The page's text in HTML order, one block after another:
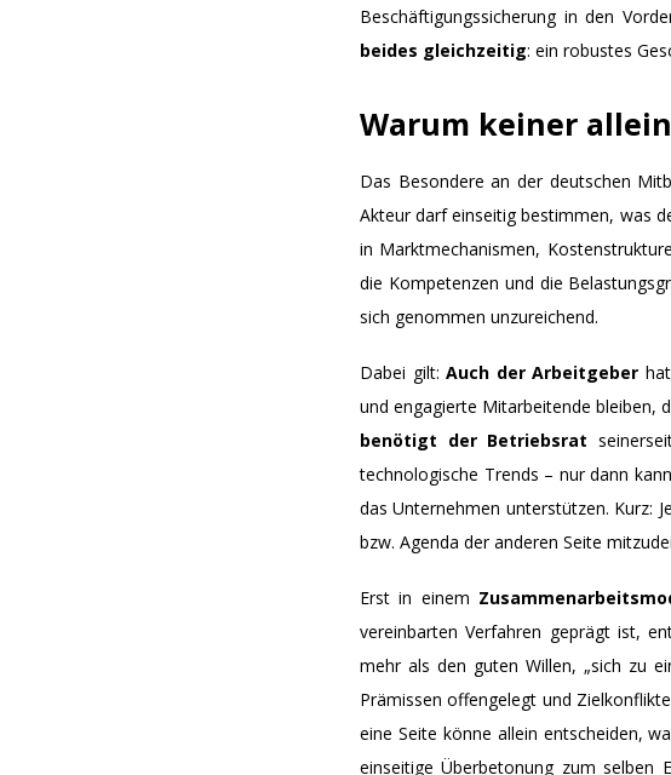
Beschäftigungssicherung in den
beides gleichzeitig: ein robustes
Warum keiner
Das Besondere an der deutschen
Akteur darf einseitig bestimmen, was
in Marktmechanismen,
die Kompetenzen und die
sich genommen unzureichend.
Dabei gilt: Auch der Arbeitgeber
und engagierte Mitarbeitende bleiben,
benötigt der Betriebsrat
technologische Trends – nur dann
das Unternehmen unterstützen. Kurz:
bzw. Agenda der anderen Seite
Erst in einem
vereinbarten Verfahren geprägt ist,
mehr als den guten Willen, „sich zu
Prämissen offengelegt und
eine Seite könne allein entscheiden,
einseitige Überbetonung zum selben